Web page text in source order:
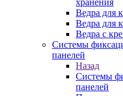
хранения
Ведра для
Ведра для
Ведра с
Системы
панелей
Назад
Системы
панелей